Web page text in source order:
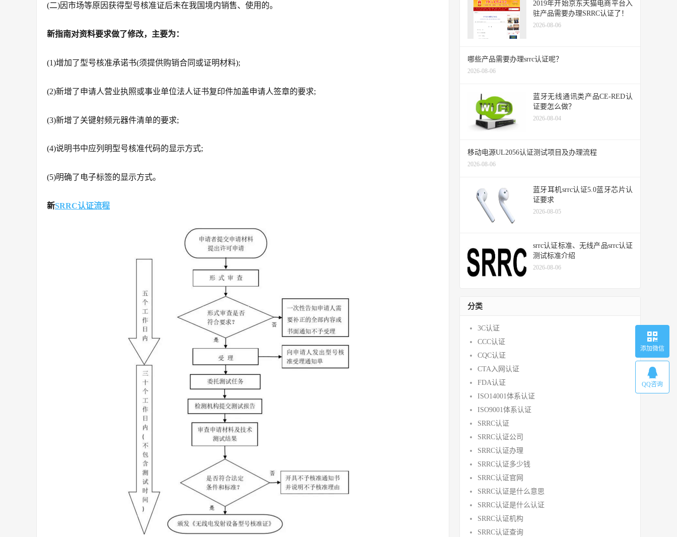
(二)因市场等原因获得型号核准证后未在我国境内销售、使用的。
新指南对资料要求做了修改，主要为：
(1)增加了型号核准承诺书(须提供购销合同或证明材料);
(2)新增了申请人营业执照或事业单位法人证书复印件加盖申请人签章的要求;
(3)新增了关键射频元器件清单的要求;
(4)说明书中应列明型号核准代码的显示方式;
(5)明确了电子标签的显示方式。
新SRRC认证流程
2019年开始京东天猫电商平台入
驻产品需要办理SRRC认证了！
2026-08-06
哪些产品需要办理srrc认证呢？
2026-08-06
蓝牙无线通讯类产品CE-RED认
证要怎么做？
2026-08-04
移动电源UL2056认证测试项目及办理流程
2026-08-06
蓝牙耳机srrc认证5.0蓝牙芯片认
证要求
2026-08-05
srrc认证标准、无线产品srrc认证
测试标准介绍
2026-08-06
分类
3C认证
CCC认证
CQC认证
CTA入网认证
FDA认证
ISO14001体系认证
ISO9001体系认证
SRRC认证
SRRC认证公司
SRRC认证办理
SRRC认证多少钱
SRRC认证官网
SRRC认证是什么意思
SRRC认证是什么认证
SRRC认证机构
SRRC认证查询
添加微信
QQ咨询